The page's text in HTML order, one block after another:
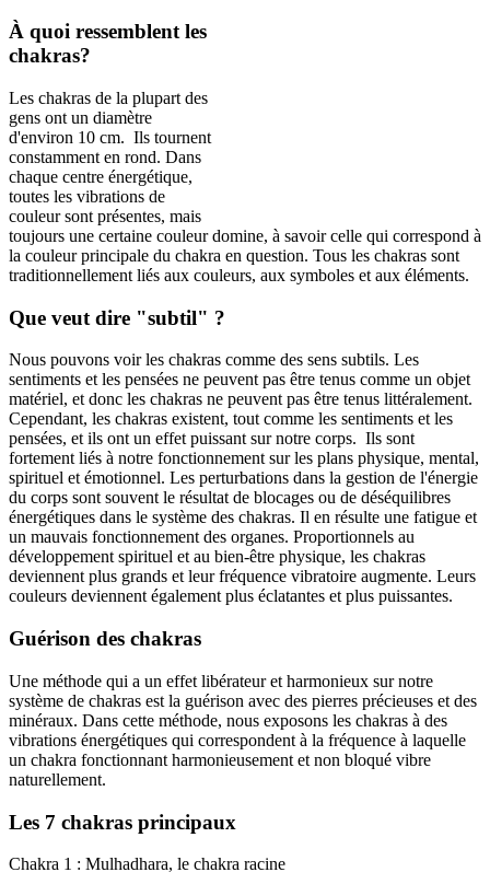
À quoi ressemblent les
chakras?
Les chakras de la plupart des
gens ont un diamètre
d'environ 10 cm. Ils tournent
constamment en rond. Dans
chaque centre énergétique,
toutes les vibrations de
couleur sont présentes, mais
toujours une certaine couleur domine, à savoir celle qui correspond à
la couleur principale du chakra en question. Tous les chakras sont
traditionnellement liés aux couleurs, aux symboles et aux éléments.
Que veut dire "subtil" ?
Nous pouvons voir les chakras comme des sens subtils. Les
sentiments et les pensées ne peuvent pas être tenus comme un objet
matériel, et donc les chakras ne peuvent pas être tenus littéralement.
Cependant, les chakras existent, tout comme les sentiments et les
pensées, et ils ont un effet puissant sur notre corps. Ils sont
fortement liés à notre fonctionnement sur les plans physique, mental,
spirituel et émotionnel. Les perturbations dans la gestion de l'énergie
du corps sont souvent le résultat de blocages ou de déséquilibres
énergétiques dans le système des chakras. Il en résulte une fatigue et
un mauvais fonctionnement des organes. Proportionnels au
développement spirituel et au bien-être physique, les chakras
deviennent plus grands et leur fréquence vibratoire augmente. Leurs
couleurs deviennent également plus éclatantes et plus puissantes.
Guérison des chakras
Une méthode qui a un effet libérateur et harmonieux sur notre
système de chakras est la guérison avec des pierres précieuses et des
minéraux. Dans cette méthode, nous exposons les chakras à des
vibrations énergétiques qui correspondent à la fréquence à laquelle
un chakra fonctionnant harmonieusement et non bloqué vibre
naturellement.
Les 7 chakras principaux
Chakra 1 : Mulhadhara, le chakra racine